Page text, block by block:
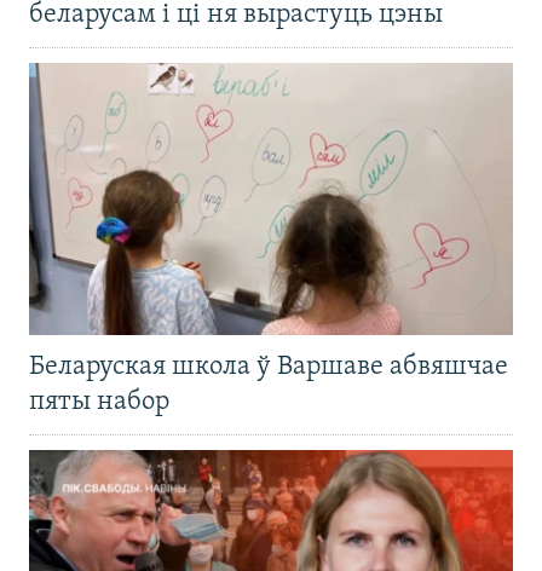
беларусам і ці ня вырастуць цэны
Беларуская школа ў Варшаве абвяшчае
пяты набор